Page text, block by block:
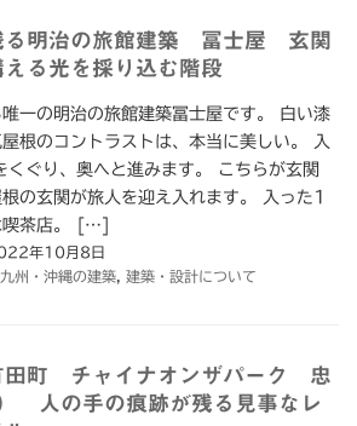
る明治の旅館建築 冨士屋 玄関
える光を採り込む階段
一の明治の旅館建築冨士屋です。 白い漆
根のコントラストは、本当に美しい。 入
くぐり、奥へと進みます。 こちらが玄関
の玄関が旅人を迎え入れます。 入った1
喫茶店。 […]
年10月8日
九州・沖縄の建築 建築・設計について
田町 チャイナオンザパーク 忠
人の手の痕跡が残る見事なレ